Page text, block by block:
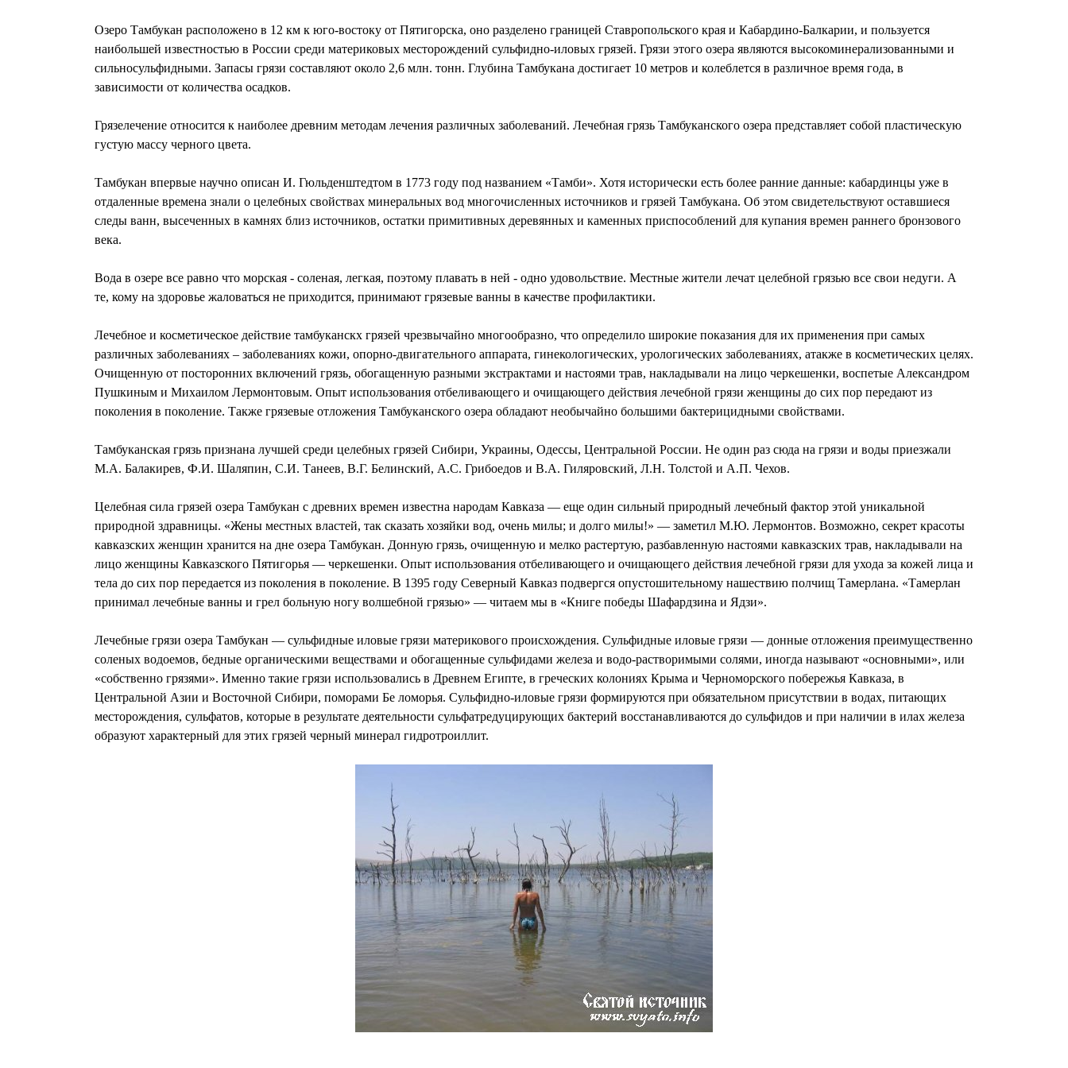
Озеро Тамбукан расположено в 12 км к юго-востоку от Пятигорска, оно разделено границей Ставропольского края и Кабардино-Балкарии, и пользуется
наибольшей известностью в России среди материковых месторождений сульфидно-иловых грязей. Грязи этого озера являются высокоминерализованными и
сильносульфидными. Запасы грязи составляют около 2,6 млн. тонн. Глубина Тамбукана достигает 10 метров и колеблется в различное время года, в
зависимости от количества осадков.
Грязелечение относится к наиболее древним методам лечения различных заболеваний. Лечебная грязь Тамбуканского озера представляет собой пластическую
густую массу черного цвета.
Тамбукан впервые научно описан И. Гюльденштедтом в 1773 году под названием «Тамби». Хотя исторически есть более ранние данные: кабардинцы уже в
отдаленные времена знали о целебных свойствах минеральных вод многочисленных источников и грязей Тамбукана. Об этом свидетельствуют оставшиеся
следы ванн, высеченных в камнях близ источников, остатки примитивных деревянных и каменных приспособлений для купания времен раннего бронзового
века.
Вода в озере все равно что морская - соленая, легкая, поэтому плавать в ней - одно удовольствие. Местные жители лечат целебной грязью все свои недуги. А
те, кому на здоровье жаловаться не приходится, принимают грязевые ванны в качестве профилактики.
Лечебное и косметическое действие тамбуканскх грязей чрезвычайно многообразно, что определило широкие показания для их применения при самых
различных заболеваниях – заболеваниях кожи, опорно-двигательного аппарата, гинекологических, урологических заболеваниях, атакже в косметических целях.
Очищенную от посторонних включений грязь, обогащенную разными экстрактами и настоями трав, накладывали на лицо черкешенки, воспетые Александром
Пушкиным и Михаилом Лермонтовым. Опыт использования отбеливающего и очищающего действия лечебной грязи женщины до сих пор передают из
поколения в поколение. Также грязевые отложения Тамбуканского озера обладают необычайно большими бактерицидными свойствами.
Тамбуканская грязь признана лучшей среди целебных грязей Сибири, Украины, Одессы, Центральной России. Не один раз сюда на грязи и воды приезжали
М.А. Балакирев, Ф.И. Шаляпин, С.И. Танеев, В.Г. Белинский, А.С. Грибоедов и В.А. Гиляровский, Л.Н. Толстой и А.П. Чехов.
Целебная сила грязей озера Тамбукан с древних времен известна народам Кавказа — еще один сильный природный лечебный фактор этой уникальной
природной здравницы. «Жены местных властей, так сказать хозяйки вод, очень милы; и долго милы!» — заметил М.Ю. Лермонтов. Возможно, секрет красоты
кавказских женщин хранится на дне озера Тамбукан. Донную грязь, очищенную и мелко растертую, разбавленную настоями кавказских трав, накладывали на
лицо женщины Кавказского Пятигорья — черкешенки. Опыт использования отбеливающего и очищающего действия лечебной грязи для ухода за кожей лица и
тела до сих пор передается из поколения в поколение. В 1395 году Северный Кавказ подвергся опустошительному нашествию полчищ Тамерлана. «Тамерлан
принимал лечебные ванны и грел больную ногу волшебной грязью» — читаем мы в «Книге победы Шафардзина и Ядзи».
Лечебные грязи озера Тамбукан — сульфидные иловые грязи материкового происхождения. Сульфидные иловые грязи — донные отложения преимущественно
соленых водоемов, бедные органическими веществами и обогащенные сульфидами железа и водо-растворимыми солями, иногда называют «основными», или
«собственно грязями». Именно такие грязи использовались в Древнем Египте, в греческих колониях Крыма и Черноморского побережья Кавказа, в
Центральной Азии и Восточной Сибири, поморами Бе ломорья. Сульфидно-иловые грязи формируются при обязательном присутствии в водах, питающих
месторождения, сульфатов, которые в результате деятельности сульфатредуцирующих бактерий восстанавливаются до сульфидов и при наличии в илах железа
образуют характерный для этих грязей черный минерал гидротроиллит.